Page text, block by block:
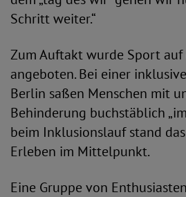
Schritt weiter.“
Zum Auftakt wurde Sport auf
angeboten. Bei einer
Berlin saßen Menschen mit
Behinderung buchstäblich
beim Inklusionslauf stand
Erleben im Mittelpunkt.
Eine Gruppe von